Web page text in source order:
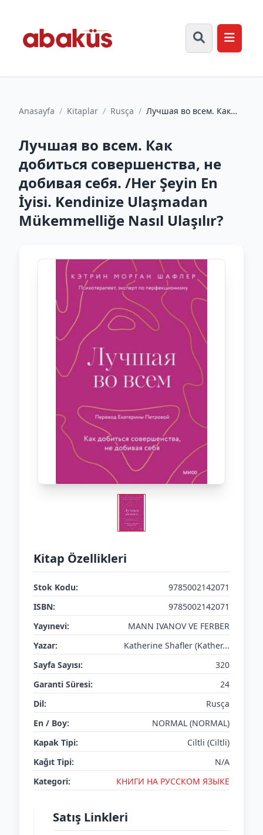
Anasayfa / Kitaplar / Rusça / Лучшая во всем. Как
Лучшая во всем. Как
добиться совершенства, не
добивая себя. /Her Şeyin En
İyisi. Kendinize Ulaşmadan
Mükemmelliğe Nasıl Ulaşılır?
Kitap Özellikleri
Stok Kodu:
9785002142071
ISBN:
9785002142071
Yayınevi:
MANN IVANOV VE FERBER
Yazar:
Katherine Shafler (Kather...
Sayfa Sayısı:
320
Garanti Süresi:
24
Dil:
Rusça
En / Boy:
NORMAL (NORMAL)
Kapak Tipi:
Ciltli (Ciltli)
Kağıt Tipi:
N/A
Kategori:
КНИГИ НА РУССКОМ ЯЗЫКЕ
Satış Linkleri